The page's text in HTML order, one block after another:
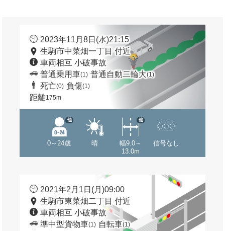
2023年11月8日(水)21:15
生駒市中菜畑一丁目 付近
車両相互 小破事故
普通乗用車(1) 普通自動二輪大(1)
死亡(0) 負傷(1)
距離175m
0～24歳
他
晴
幅9.0～
13.0m
他
信号なし
2021年2月1日(月)09:00
生駒市東菜畑二丁目 付近
車両相互 小破事故
準中型貨物車(1) 自転車(1)